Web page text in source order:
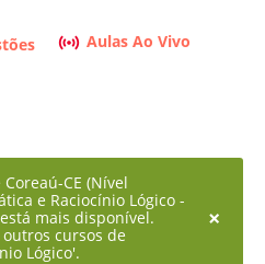
Aulas Ao Vivo
CE (Nível
e Raciocínio Lógico -
mais disponível.
cursos de
Lógico'.
×